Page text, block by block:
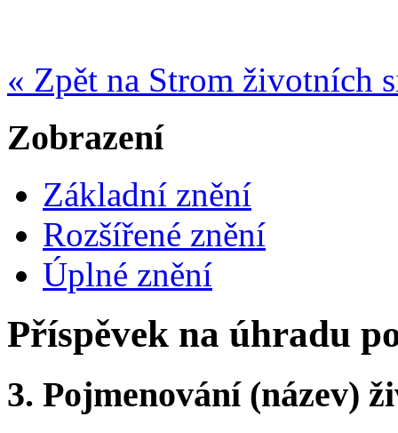
« Zpět na Strom životních
Zobrazení
Základní znění
Rozšířené znění
Úplné znění
Příspěvek na úhradu
3. Pojmenování (název)